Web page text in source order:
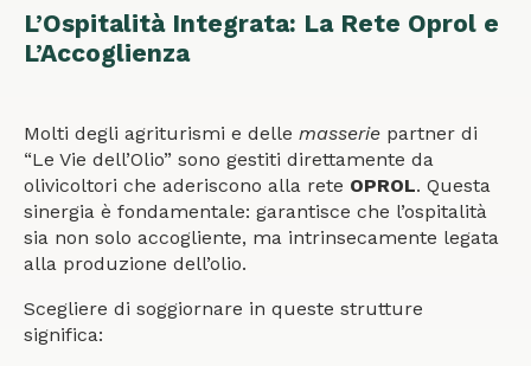
L’Ospitalità Integrata: La Rete Oprol e
L’Accoglienza
Molti degli agriturismi e delle masserie partner di
“Le Vie dell’Olio” sono gestiti direttamente da
olivicoltori che aderiscono alla rete OPROL. Questa
sinergia è fondamentale: garantisce che l’ospitalità
sia non solo accogliente, ma intrinsecamente legata
alla produzione dell’olio.
Scegliere di soggiornare in queste strutture
significa: